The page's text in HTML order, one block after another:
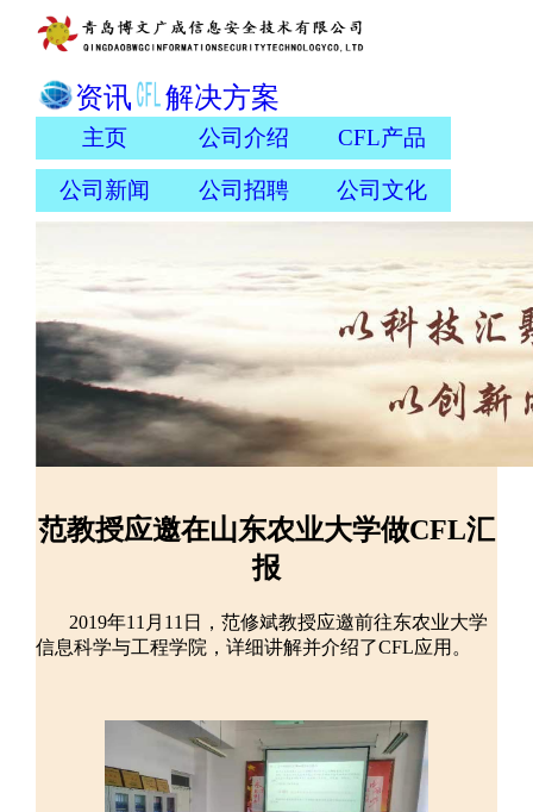
资讯 解决方案
主页 公司介绍 CFL产品
公司新闻 公司招聘 公司文化
范教授应邀在山东农业大学做CFL汇
报
2019年11月11日，范修斌教授应邀前往东农业大学
信息科学与工程学院，详细讲解并介绍了CFL应用。